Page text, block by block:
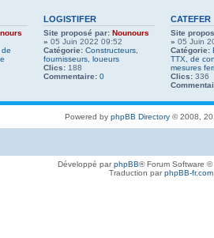
de
LOGISTIFER
Site proposé par: Nounours
» 05 Juin 2022 09:52
Catégorie: Constructeurs,
fournisseurs, loueurs
Clics: 188
Commentaire: 0
CATEFER
Site
» 05 Juin
Catégorie:
TTX, de
mesures
Clics: 336
Powered by phpBB Directory © 2008,
Développé parphpBB® Forum Software
Traduction parphpBB-fr.com